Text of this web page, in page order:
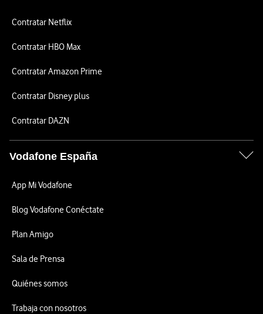
Contratar Netflix
Contratar HBO Max
Contratar Amazon Prime
Contratar Disney plus
Contratar DAZN
Vodafone España
App Mi Vodafone
Blog Vodafone Conéctate
Plan Amigo
Sala de Prensa
Quiénes somos
Trabaja con nosotros